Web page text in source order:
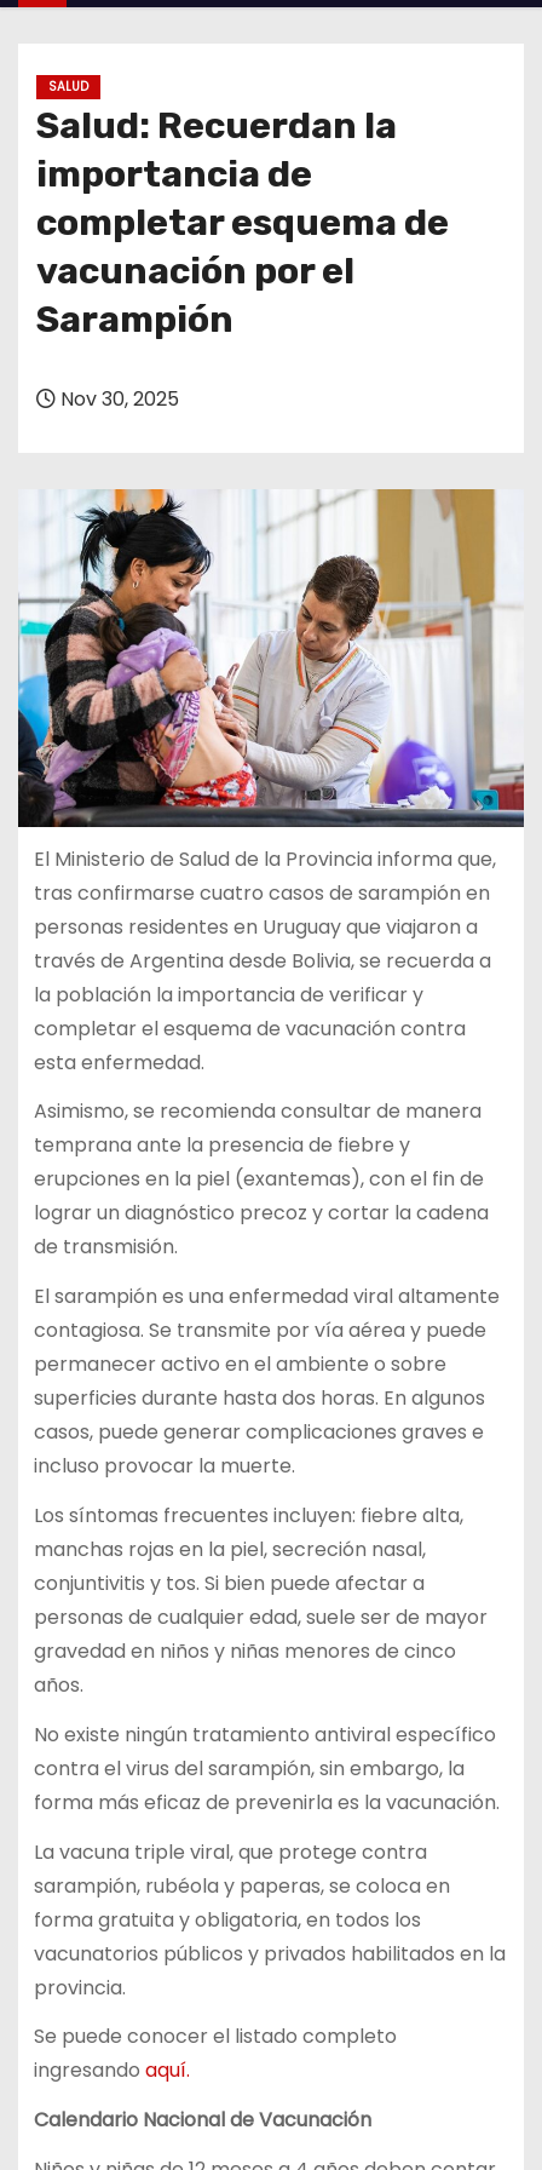
o
SALUD
Salud: Recuerdan la
importancia de
completar esquema de
vacunación por el
Sarampión
Nov 30, 2025
El Ministerio de Salud de la Provincia informa que,
tras confirmarse cuatro casos de sarampión en
personas residentes en Uruguay que viajaron a
través de Argentina desde Bolivia, se recuerda a
la población la importancia de verificar y
completar el esquema de vacunación contra
esta enfermedad.
Asimismo, se recomienda consultar de manera
temprana ante la presencia de fiebre y
erupciones en la piel (exantemas), con el fin de
lograr un diagnóstico precoz y cortar la cadena
de transmisión.
El sarampión es una enfermedad viral altamente
contagiosa. Se transmite por vía aérea y puede
permanecer activo en el ambiente o sobre
superficies durante hasta dos horas. En algunos
casos, puede generar complicaciones graves e
incluso provocar la muerte.
Los síntomas frecuentes incluyen: fiebre alta,
manchas rojas en la piel, secreción nasal,
conjuntivitis y tos. Si bien puede afectar a
personas de cualquier edad, suele ser de mayor
gravedad en niños y niñas menores de cinco
años.
No existe ningún tratamiento antiviral específico
contra el virus del sarampión, sin embargo, la
forma más eficaz de prevenirla es la vacunación.
La vacuna triple viral, que protege contra
sarampión, rubéola y paperas, se coloca en
forma gratuita y obligatoria, en todos los
vacunatorios públicos y privados habilitados en la
provincia.
Se puede conocer el listado completo
ingresando aquí.
Calendario Nacional de Vacunación